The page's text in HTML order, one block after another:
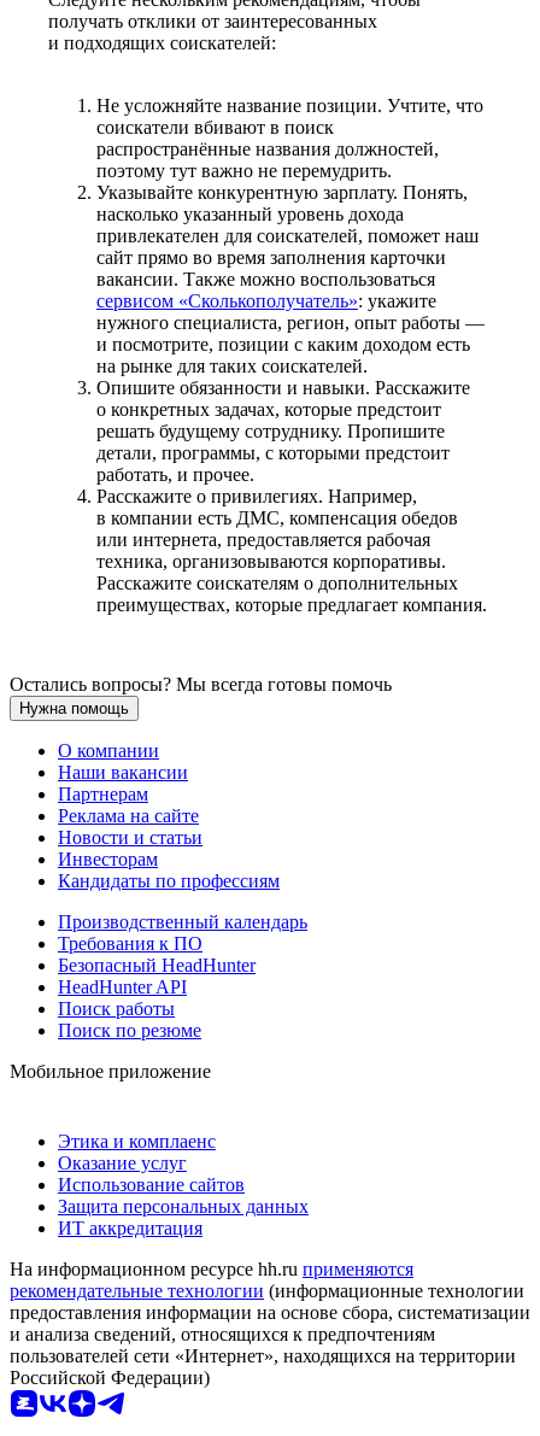
получать отклики от заинтересованных
и подходящих соискателей:
Не усложняйте название позиции. Учтите, что
соискатели вбивают в поиск
распространённые названия должностей,
поэтому тут важно не перемудрить.
Указывайте конкурентную зарплату. Понять,
насколько указанный уровень дохода
привлекателен для соискателей, поможет наш
сайт прямо во время заполнения карточки
вакансии. Также можно воспользоваться
сервисом «Сколькополучатель»: укажите
нужного специалиста, регион, опыт работы —
и посмотрите, позиции с каким доходом есть
на рынке для таких соискателей.
Опишите обязанности и навыки. Расскажите
о конкретных задачах, которые предстоит
решать будущему сотруднику. Пропишите
детали, программы, с которыми предстоит
работать, и прочее.
Расскажите о привилегиях. Например,
в компании есть ДМС, компенсация обедов
или интернета, предоставляется рабочая
техника, организовываются корпоративы.
Расскажите соискателям о дополнительных
преимуществах, которые предлагает компания.
Остались вопросы? Мы всегда готовы помочь
Нужна помощь
О компании
Наши вакансии
Партнерам
Реклама на сайте
Новости и статьи
Инвесторам
Кандидаты по профессиям
Производственный календарь
Требования к ПО
Безопасный HeadHunter
HeadHunter API
Поиск работы
Поиск по резюме
Мобильное приложение
Этика и комплаенс
Оказание услуг
Использование сайтов
Защита персональных данных
ИТ аккредитация
На информационном ресурсе hh.ru применяются
рекомендательные технологии (информационные технологии
предоставления информации на основе сбора, систематизации
и анализа сведений, относящихся к предпочтениям
пользователей сети «Интернет», находящихся на территории
Российской Федерации)